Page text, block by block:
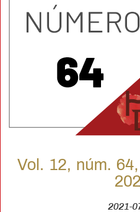
Vol. 12, núm.
2021-